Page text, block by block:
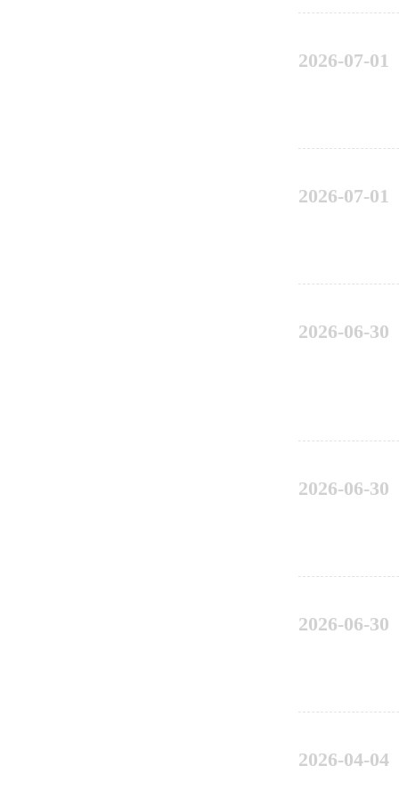
2026-07-01
2026-07-01
2026-06-30
2026-06-30
2026-06-30
2026-04-04